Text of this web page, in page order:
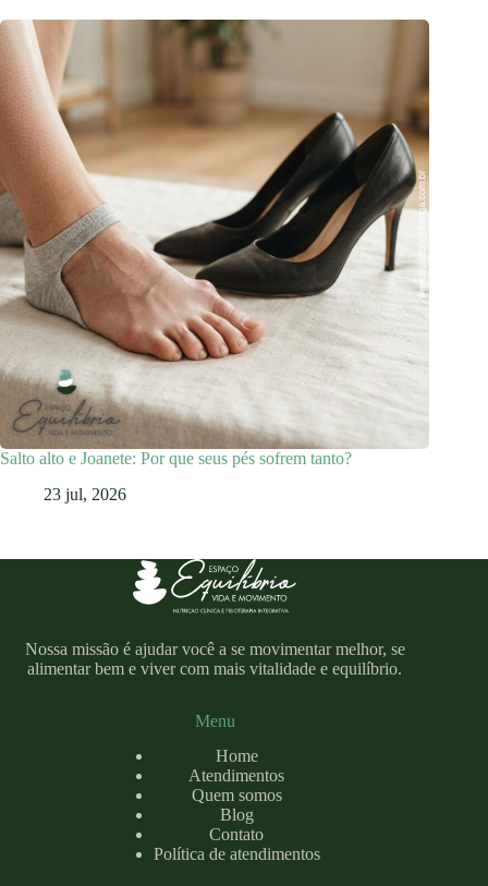
Salto alto e Joanete: Por que seus pés sofrem tanto?
23 jul, 2026
Nossa missão é ajudar você a se movimentar melhor, se
alimentar bem e viver com mais vitalidade e equilíbrio.
Menu
Home
Atendimentos
Quem somos
Blog
Contato
Política de atendimentos